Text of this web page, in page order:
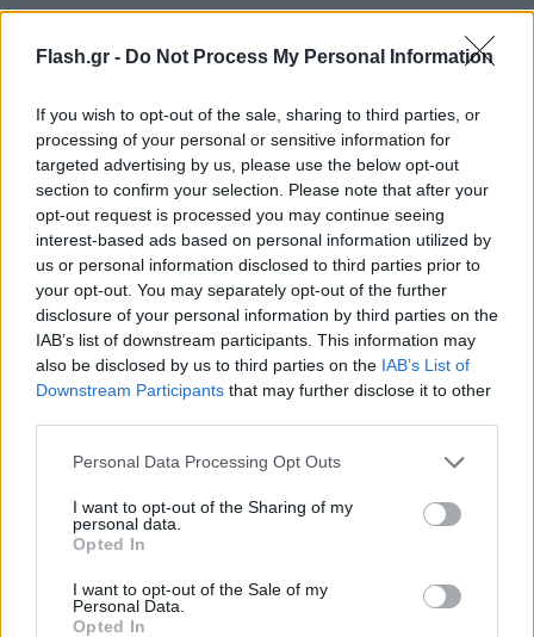
Flash.gr - Do Not Process My Personal Information
If you wish to opt-out of the sale, sharing to third parties, or
processing of your personal or sensitive information for
targeted advertising by us, please use the below opt-out
section to confirm your selection. Please note that after your
opt-out request is processed you may continue seeing
interest-based ads based on personal information utilized by
us or personal information disclosed to third parties prior to
your opt-out. You may separately opt-out of the further
disclosure of your personal information by third parties on the
IAB’s list of downstream participants. This information may
also be disclosed by us to third parties on the IAB’s List of
Downstream Participants that may further disclose it to other
Please note that this website/app uses one or more Google
not limited to your visit or usage behaviour. You may click to
grant or deny consent to Google and its third-party tags to
use your data for below specified purposes in below Google
consent section.
Personal Data Processing Opt Outs
I want to opt-out of the Sharing of my
personal data.
Opted In
I want to opt-out of the Sale of my
Personal Data.
Opted In
Άμεση ήταν η επέμβαση των πυροσβεστικών
δυνάμεων της Καρύστου και των εθελοντών που
έθεσαν την φωτιά γρήγορα υπό έλεγχο.
Ωστόσο στο σημείο παραμένουν ισχυρές δυνάμεις
της πυροσβεστικής για τυχόν αναζωπυρώσεις
καθώς οι άνεμοι που πνέουν στην περιοχή είναι